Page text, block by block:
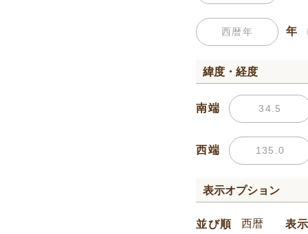
年
緯度・経度
南端
西端
表示オプション
並び順 表